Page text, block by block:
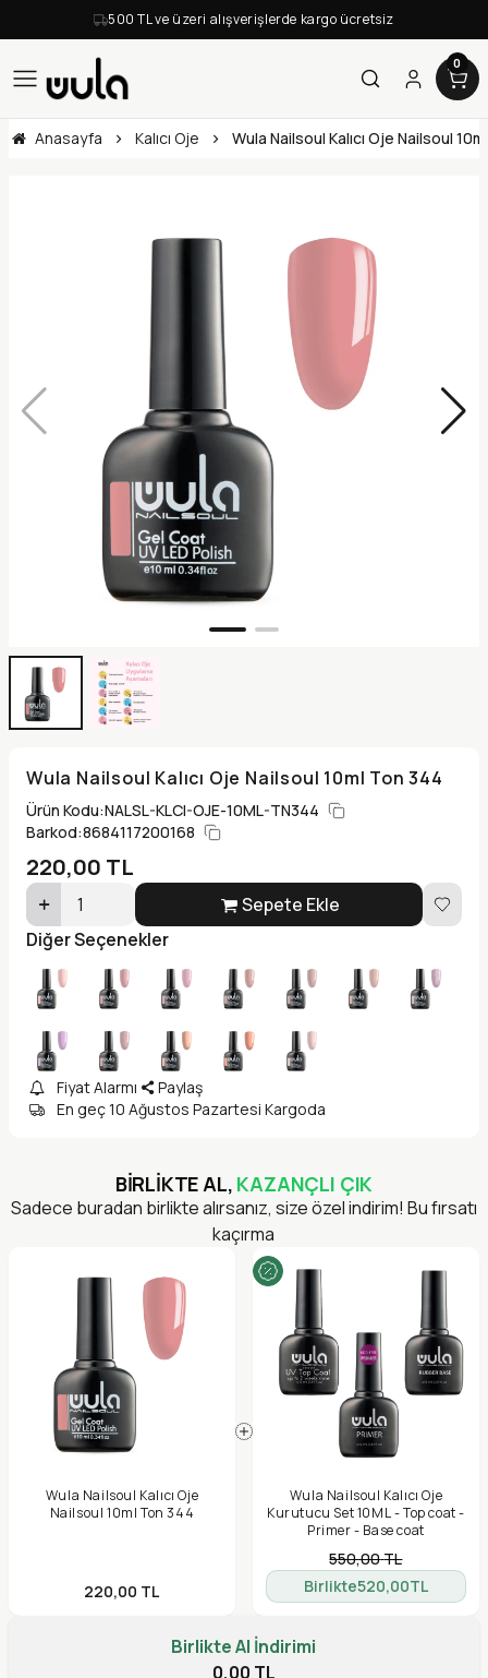
500 TL ve üzeri alışverişlerde kargo ücretsiz
0
Anasayfa Kalıcı Oje Wula Nailsoul Kalıcı Oje Nailsoul
Wula Nailsoul Kalıcı Oje Nailsoul 10ml Ton 344
Ürün Kodu:NALSL-KLCI-OJE-10ML-TN344
Barkod:8684117200168
220,00 TL
Sepete Ekle
Diğer Seçenekler
Fiyat Alarmı
Paylaş
En geç 10 Ağustos Pazartesi Kargoda
BİRLİKTE AL, KAZANÇLI ÇIK
Sadece buradan birlikte alırsanız, size özel indirim! Bu fırsatı
kaçırma
Wula Nailsoul Kalıcı Oje
Nailsoul 10ml Ton 344
220,00 TL
Wula Nailsoul Kalıcı Oje
Kurutucu Set 10ML - Top coat -
Primer - Base coat
550,00TL
Birlikte520,00TL
Birlikte Al İndirimi
0,00 TL